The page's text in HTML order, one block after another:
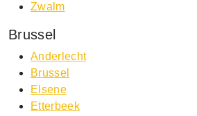
Zwalm
Brussel
Anderlecht
Brussel
Elsene
Etterbeek